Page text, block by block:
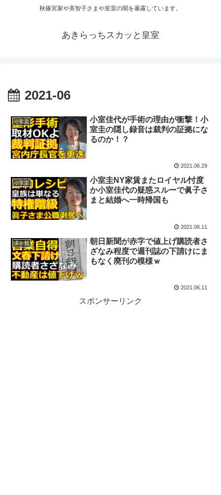
秋篠宮家や美智子さまや皇室の闇を暴露しています。
あきらっちスカッと皇室
2021-06
小室圭
小室佳代が手術の理由が衝撃！小
室圭の隠し録音は裁判の証拠にな
るのか！？
2021.06.29
小室圭
小室圭NY家賃またロイヤル忖度
か小室佳代の疑惑スルーで眞子さ
まと結婚へ一時帰国も
2021.06.11
未分類
朝日新聞が赤字で値上げ購読者さ
ざなみ程度で週刊誌の下請けにま
もなく廃刊の模様ｗ
2021.06.11
スポンサーリンク